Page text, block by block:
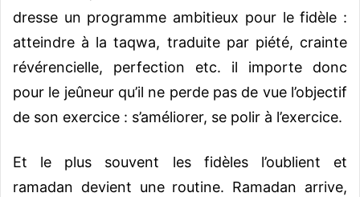
dresse un programme ambitieux pour le fidèle :
atteindre à la taqwa, traduite par piété, crainte
révérencielle, perfection etc. il importe donc
pour le jeûneur qu’il ne perde pas de vue l’objectif
de son exercice : s’améliorer, se polir à l’exercice.
Et le plus souvent les fidèles l’oublient et
ramadan devient une routine. Ramadan arrive,